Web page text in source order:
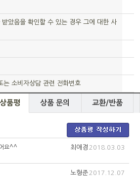
받았음을 확인할 수 있는 경우 그에 대한 사
는 소비자상담 관련 전화번호
품평 상품 문의 교환/반품
요^^ 최애경 2018.03.03
노형준 2017.12.07